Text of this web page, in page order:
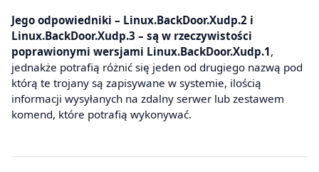
Jego odpowiedniki – Linux.BackDoor.Xudp.2 i
Linux.BackDoor.Xudp.3 – są w rzeczywistości
poprawionymi wersjami Linux.BackDoor.Xudp.1,
jednakże potrafią różnić się jeden od drugiego nazwą pod
którą te trojany są zapisywane w systemie, ilością
informacji wysyłanych na zdalny serwer lub zestawem
komend, które potrafią wykonywać.